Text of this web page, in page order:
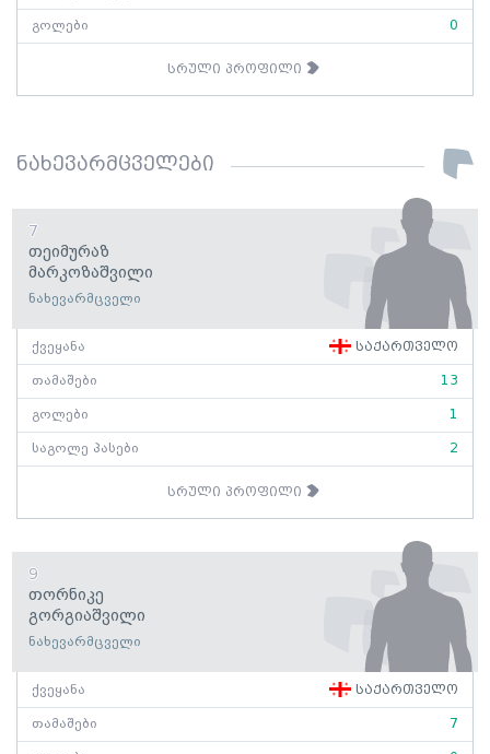
გოლები 0
სრული პროფილი
ნახევარმცველები
7
Თეიმურაზ
Მარკოზაშვილი
ნახევარმცველი
ქვეყანა საქართველო
თამაშები 13
გოლები 1
საგოლე პასები 2
სრული პროფილი
9
Თორნიკე
Გორგიაშვილი
ნახევარმცველი
ქვეყანა საქართველო
თამაშები 7